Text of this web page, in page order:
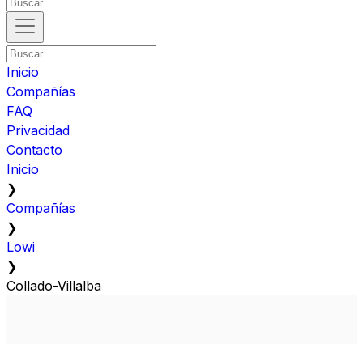
Inicio
Compañías
FAQ
Privacidad
Contacto
Inicio
❯
Compañías
❯
Lowi
❯
Collado-Villalba